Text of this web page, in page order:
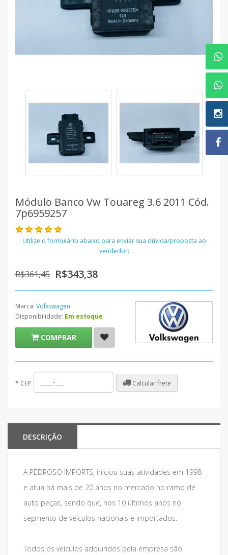
Módulo Banco Vw Touareg 3.6 2011 Cód.
7p6959257
Utilize o formulário abaixo para enviar sua dúvida/proposta ao
vendedor:
R$361,45 R$343,38
Marca: Volkswagen
Disponibilidade: Em estoque
COMPRAR
* CEP Calcular frete
DESCRIÇÃO
A PEDROSO IMPORTS, iniciou suas atividades em 1998
e atua há mais de 20 anos no mercado no ramo de
auto peças, sendo que, nos 10 últimos anos no
segmento de veículos nacionais e importados.
Todos os veículos adquiridos pela empresa são